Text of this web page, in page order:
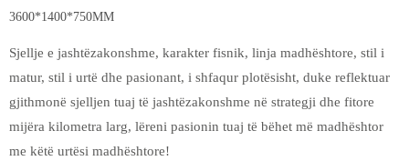
3600*1400*750MM
Sjellje e jashtëzakonshme, karakter fisnik, linja madhështore, stil i
matur, stil i urtë dhe pasionant, i shfaqur plotësisht, duke reflektuar
gjithmonë sjelljen tuaj të jashtëzakonshme në strategji dhe fitore
mijëra kilometra larg, lëreni pasionin tuaj të bëhet më madhështor
me këtë urtësi madhështore!